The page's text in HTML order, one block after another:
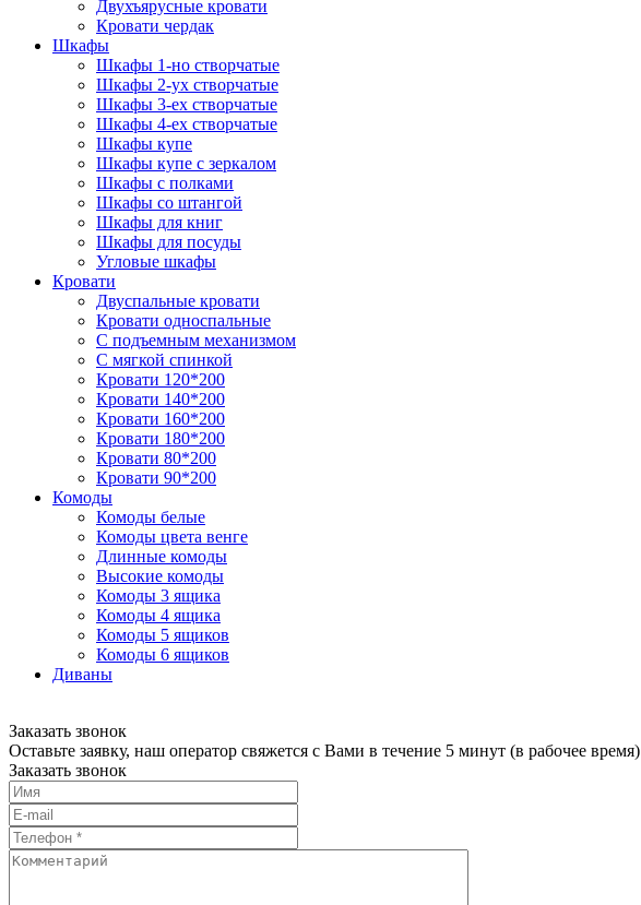
Двухъярусные кровати
Кровати чердак
Шкафы
Шкафы 1-но створчатые
Шкафы 2-ух створчатые
Шкафы 3-ех створчатые
Шкафы 4-ех створчатые
Шкафы купе
Шкафы купе с зеркалом
Шкафы с полками
Шкафы со штангой
Шкафы для книг
Шкафы для посуды
Угловые шкафы
Кровати
Двуспальные кровати
Кровати односпальные
С подъемным механизмом
С мягкой спинкой
Кровати 120*200
Кровати 140*200
Кровати 160*200
Кровати 180*200
Кровати 80*200
Кровати 90*200
Комоды
Комоды белые
Комоды цвета венге
Длинные комоды
Высокие комоды
Комоды 3 ящика
Комоды 4 ящика
Комоды 5 ящиков
Комоды 6 ящиков
Диваны
Заказать звонок
Оставьте заявку, наш оператор свяжется с Вами в течение 5 минут (в рабочее время)
Заказать звонок